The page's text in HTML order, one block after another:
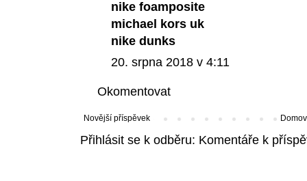
nike foamposite
michael kors uk
nike dunks
20. srpna 2018 v 4:11
Okomentovat
Novější příspěvek
Přihlásit se k odběru: Komentáře k